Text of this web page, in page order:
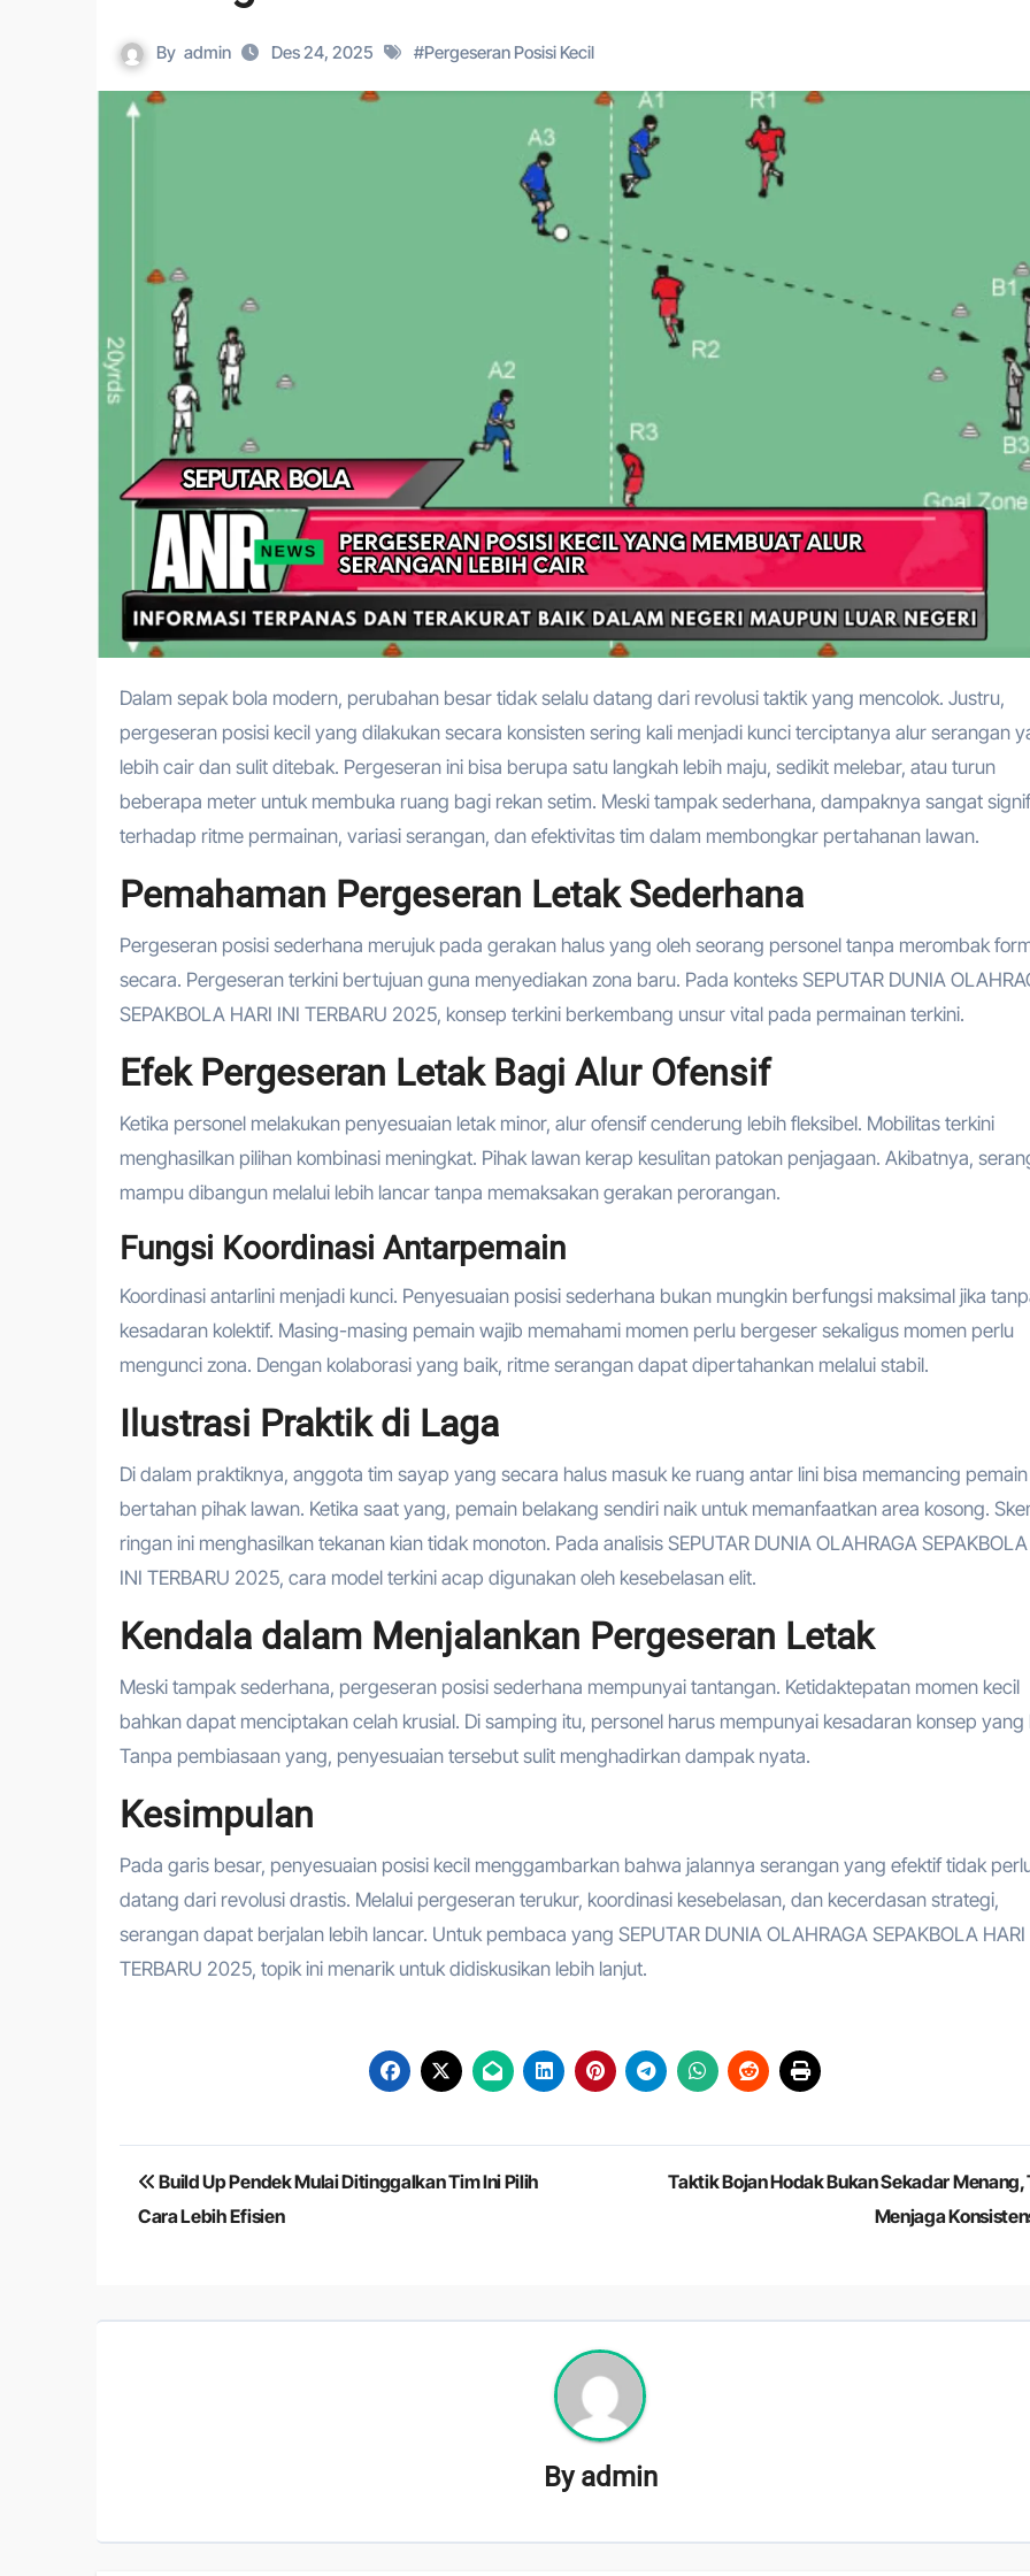
By admin Des 24, 2025 #Pergeseran Posisi Kecil
Dalam sepak bola modern, perubahan besar tidak selalu datang dari revolusi taktik yang mencolok. Justru,
pergeseran posisi kecil yang dilakukan secara konsisten sering kali menjadi kunci terciptanya alur serangan
lebih cair dan sulit ditebak. Pergeseran ini bisa berupa satu langkah lebih maju, sedikit melebar, atau turun
beberapa meter untuk membuka ruang bagi rekan setim. Meski tampak sederhana, dampaknya sangat
terhadap ritme permainan, variasi serangan, dan efektivitas tim dalam membongkar pertahanan lawan.
Pemahaman Pergeseran Letak Sederhana
Pergeseran posisi sederhana merujuk pada gerakan halus yang oleh seorang personel tanpa merombak
secara. Pergeseran terkini bertujuan guna menyediakan zona baru. Pada konteks SEPUTAR DUNIA
SEPAKBOLA HARI INI TERBARU 2025, konsep terkini berkembang unsur vital pada permainan terkini.
Efek Pergeseran Letak Bagi Alur Ofensif
Ketika personel melakukan penyesuaian letak minor, alur ofensif cenderung lebih fleksibel. Mobilitas terkini
menghasilkan pilihan kombinasi meningkat. Pihak lawan kerap kesulitan patokan penjagaan. Akibatnya,
mampu dibangun melalui lebih lancar tanpa memaksakan gerakan perorangan.
Fungsi Koordinasi Antarpemain
Koordinasi antarlini menjadi kunci. Penyesuaian posisi sederhana bukan mungkin berfungsi maksimal jika
kesadaran kolektif. Masing-masing pemain wajib memahami momen perlu bergeser sekaligus momen perlu
mengunci zona. Dengan kolaborasi yang baik, ritme serangan dapat dipertahankan melalui stabil.
Ilustrasi Praktik di Laga
Di dalam praktiknya, anggota tim sayap yang secara halus masuk ke ruang antar lini bisa memancing pemain
bertahan pihak lawan. Ketika saat yang, pemain belakang sendiri naik untuk memanfaatkan area kosong.
ringan ini menghasilkan tekanan kian tidak monoton. Pada analisis SEPUTAR DUNIA OLAHRAGA
INI TERBARU 2025, cara model terkini acap digunakan oleh kesebelasan elit.
Kendala dalam Menjalankan Pergeseran Letak
Meski tampak sederhana, pergeseran posisi sederhana mempunyai tantangan. Ketidaktepatan momen kecil
bahkan dapat menciptakan celah krusial. Di samping itu, personel harus mempunyai kesadaran konsep yang
Tanpa pembiasaan yang, penyesuaian tersebut sulit menghadirkan dampak nyata.
Kesimpulan
Pada garis besar, penyesuaian posisi kecil menggambarkan bahwa jalannya serangan yang efektif tidak
datang dari revolusi drastis. Melalui pergeseran terukur, koordinasi kesebelasan, dan kecerdasan strategi,
serangan dapat berjalan lebih lancar. Untuk pembaca yang SEPUTAR DUNIA OLAHRAGA SEPAKBOLA HARI
TERBARU 2025, topik ini menarik untuk didiskusikan lebih lanjut.
Navigasi
pos
Build Up Pendek Mulai Ditinggalkan Tim Ini Pilih
Cara Lebih Efisien
Taktik Bojan Hodak Bukan Sekadar Menang,
Menjaga
By admin